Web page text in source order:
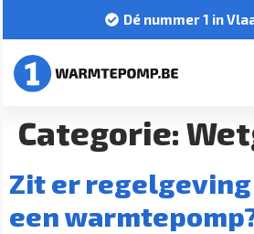
Dé nummer 1 in
Categorie:
Zit er regelgeving
een